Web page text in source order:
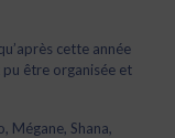
cette année
être organisée et
Mégane, Shana,